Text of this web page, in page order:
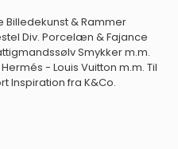
Billedekunst & Rammer
Div. Porcelæn & Fajance
Smykker m.m.
- Louis Vuitton m.m. Til
Inspiration fra K&Co.